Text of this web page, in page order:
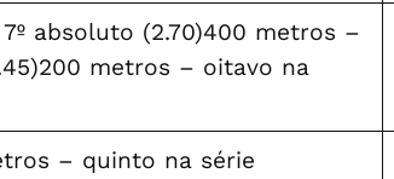
absoluto (2.70)400 metros –
metros – oitavo na
– quinto na série